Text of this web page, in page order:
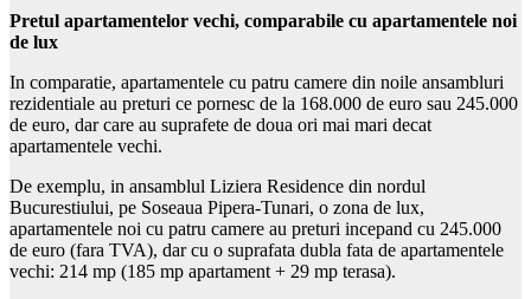
Pretul apartamentelor vechi, comparabile cu apartamentele noi
de lux
In comparatie, apartamentele cu patru camere din noile ansambluri
rezidentiale au preturi ce pornesc de la 168.000 de euro sau 245.000
de euro, dar care au suprafete de doua ori mai mari decat
apartamentele vechi.
De exemplu, in ansamblul Liziera Residence din nordul
Bucurestiului, pe Soseaua Pipera-Tunari, o zona de lux,
apartamentele noi cu patru camere au preturi incepand cu 245.000
de euro (fara TVA), dar cu o suprafata dubla fata de apartamentele
vechi: 214 mp (185 mp apartament + 29 mp terasa).